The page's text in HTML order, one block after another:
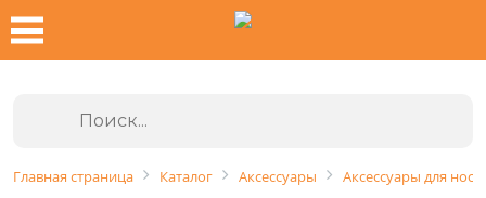
Главная страница Каталог Аксессуары Аксессуары для